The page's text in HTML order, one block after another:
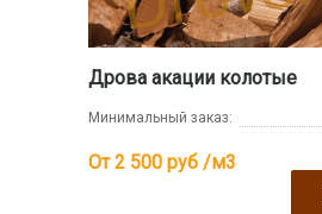
Дрова акации колотые
Минимальный заказ:
От 2 500 руб /м3